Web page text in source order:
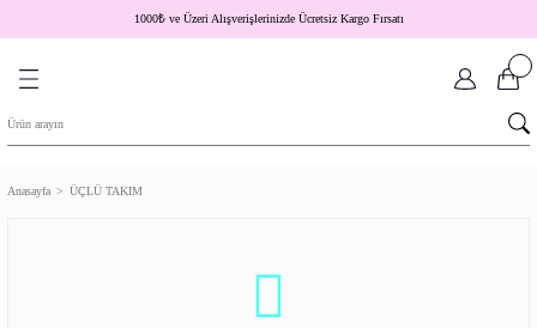
1000₺ve Üzeri Alışverişlerinizde Ücretsiz Kargo Fırsatı
Anasayfa ÜÇLÜ TAKIM